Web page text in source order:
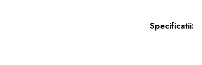
Specificatii: